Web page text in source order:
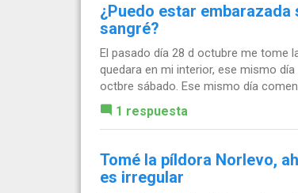
¿Puedo estar
sangré?
El pasado día 28 d octubre me tome
quedara en mi interior, ese mismo
octbre sábado. Ese mismo día
1 respuesta
Tomé la píldora Norlevo,
es irregular